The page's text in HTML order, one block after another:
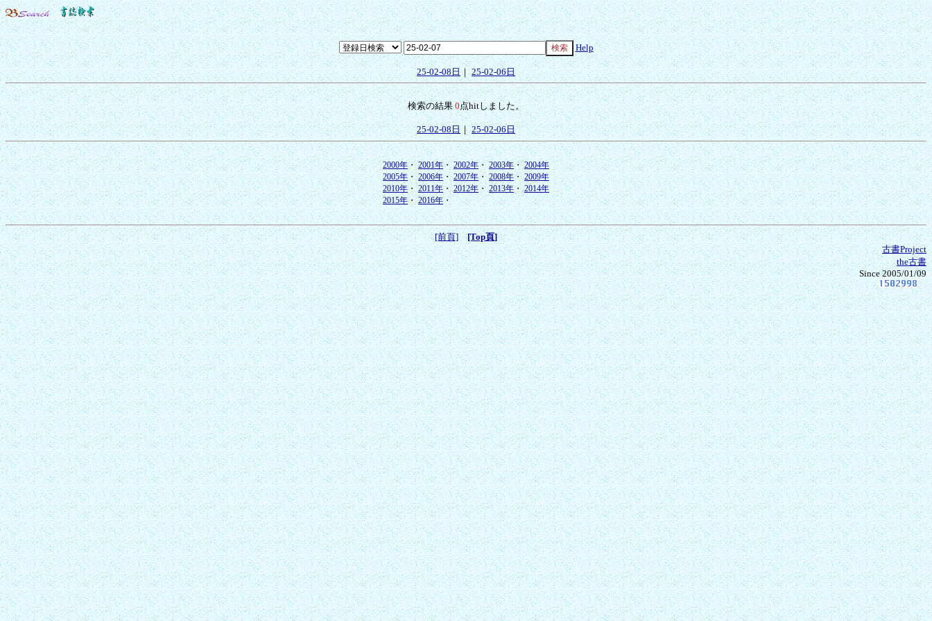
Help
25-02-08日｜25-02-06日
検索の結果0点hitしました。
25-02-08日｜25-02-06日
2000年・2001年・2002年・2003年・2004年
2005年・2006年・2007年・2008年・2009年
2010年・2011年・2012年・2013年・2014年
2015年・2016年・
[前頁]
[Top頁]
古書Project
the古書
Since 2005/01/09